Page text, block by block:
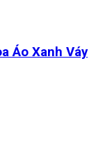
Áo Xanh Váy